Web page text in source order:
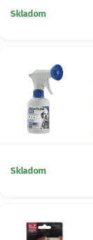
Skladom
Skladom